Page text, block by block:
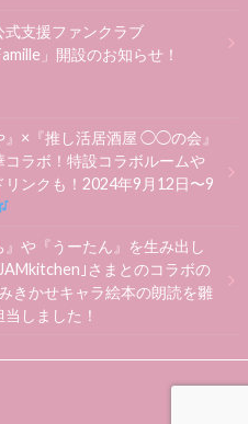
式支援ファンクラブ
」開設のお知らせ！
』×『推し活居酒屋 ◯◯の会』
コラボ！特設コラボルームや
リンクも！2024年9月12日〜9
』や『うーたん』を生み出し
｣さまとのコラボの
きかせキャラ絵本の朗読を雛
しました！